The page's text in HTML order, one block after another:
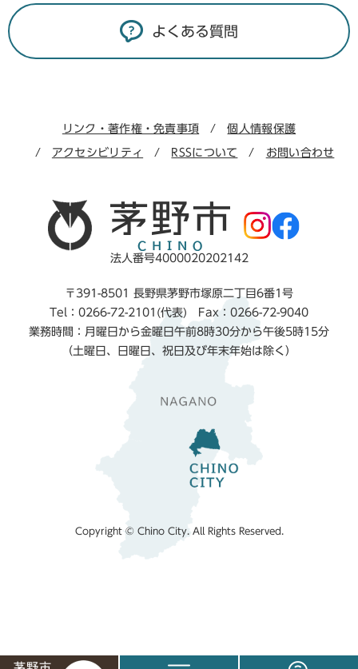
よくある質問
リンク・著作権・免責事項 個人情報保護
アクセシビリティ RSSについて お問い合わせ
法人番号4000020202142
〒391-8501 長野県茅野市塚原二丁目6番1号
Tel：0266-72-2101(代表) Fax：0266-72-9040
業務時間：月曜日から金曜日午前8時30分から午後5時15分
（土曜日、日曜日、祝日及び年末年始は除く）
Copyright © Chino City. All Rights Reserved.